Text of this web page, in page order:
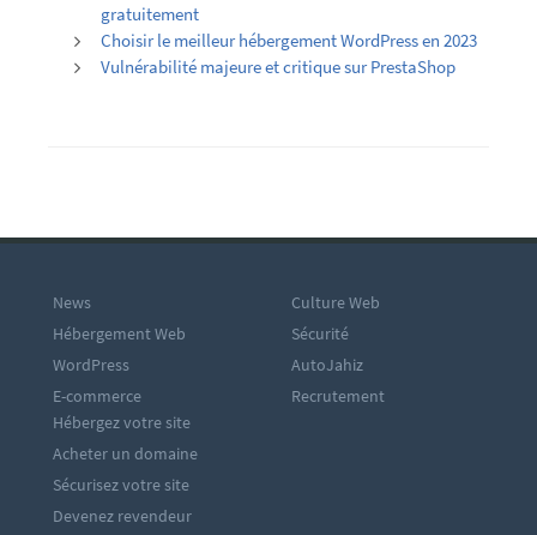
gratuitement
Choisir le meilleur hébergement WordPress en 2023
Vulnérabilité majeure et critique sur PrestaShop
News
Hébergement Web
WordPress
E-commerce
Culture Web
Sécurité
AutoJahiz
Recrutement
Hébergez votre site
Acheter un domaine
Sécurisez votre site
Devenez revendeur